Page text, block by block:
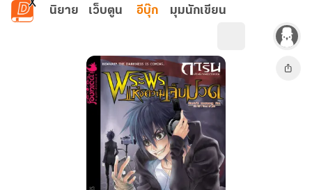
ข้ามไปยังเนื้อหาหลัก
นิยาย เว็บตูน อีบุ๊ก มุมนักเขียน